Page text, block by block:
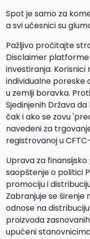
Spot je samo za
a svi učesnici su
Pažljivo pročitajte
Disclaimer
investiranja. Korisnici
individualne poreske
u zemlji boravka.
Sjedinjenih Država
čak i ako se zovu
navedeni za
registrovanoj u
Uprava za
saopštenje o politici
promociju i
Zabranjuje se
odnose na
proizvoda
upućeni